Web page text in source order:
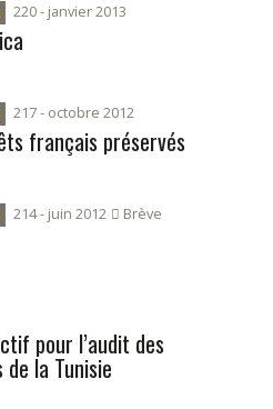
220 - janvier 2013
217 - octobre 2012
français préservés
214 - juin 2012 Brève
pour l’audit des
la Tunisie